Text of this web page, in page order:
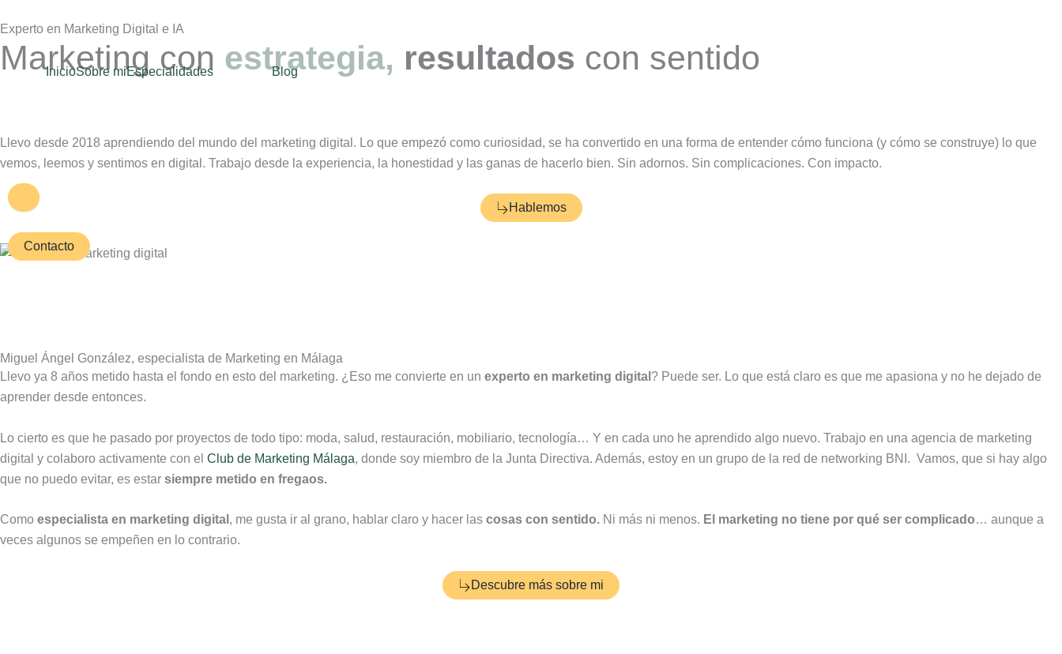
al
contenido
InicioSobre miEspecialidades Blog
Menú conmutador hamburguesa
Contacto
Experto en Marketing Digital e IA
Marketing con estrategia, resultados con sentido
Llevo desde 2018 aprendiendo del mundo del marketing digital. Lo que empezó como curiosidad, se ha convertido en una forma de entender cómo funciona (y cómo se construye) lo que
vemos, leemos y sentimos en digital. Trabajo desde la experiencia, la honestidad y las ganas de hacerlo bien. Sin adornos. Sin complicaciones. Con impacto.
Hablemos
Miguel Ángel González, especialista de Marketing en Málaga
Llevo ya 8 años metido hasta el fondo en esto del marketing. ¿Eso me convierte en un experto en marketing digital ? Puede ser. Lo que está claro es que me apasiona y no he dejado de
aprender desde entonces.
Lo cierto es que he pasado por proyectos de todo tipo: moda, salud, restauración, mobiliario, tecnología… Y en cada uno he aprendido algo nuevo. Trabajo en una agencia de marketing
digital y colaboro activamente con el Club de Marketing Málaga, donde soy miembro de la Junta Directiva. Además, estoy en un grupo de la red de networking BNI. Vamos, que si hay algo
que no puedo evitar, es estar siempre metido en fregaos.
Como especialista en marketing digital , me gusta ir al grano, hablar claro y hacer las cosas con sentido. Ni más ni menos. El marketing no tiene por qué ser complicado… aunque a
veces algunos se empeñen en lo contrario.
Descubre más sobre mi